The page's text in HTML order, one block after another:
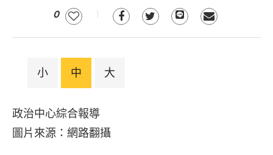
0
小 中 大
政治中心綜合報導
圖片來源：網路翻攝